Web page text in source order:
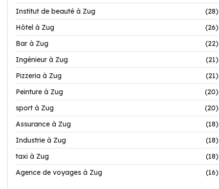
Institut de beauté à Zug
(28)
Hôtel à Zug
(26)
Bar à Zug
(22)
Ingénieur à Zug
(21)
Pizzeria à Zug
(21)
Peinture à Zug
(20)
sport à Zug
(20)
Assurance à Zug
(18)
Industrie à Zug
(18)
taxi à Zug
(18)
Agence de voyages à Zug
(16)